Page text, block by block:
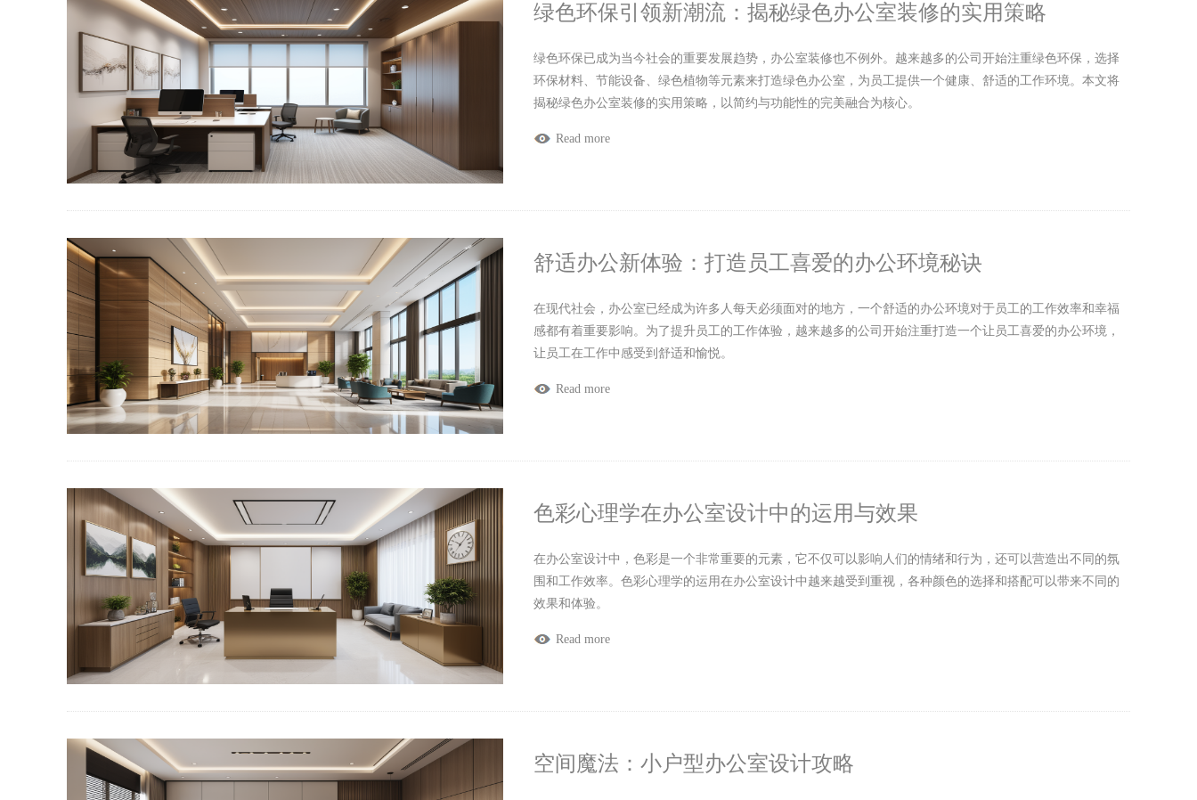
绿色环保引领新潮流：揭秘绿色办公室装修的实用策略
绿色环保已成为当今社会的重要发展趋势，办公室装修也不例外。越来越多的公司开始注重绿色环保，选择
环保材料、节能设备、绿色植物等元素来打造绿色办公室，为员工提供一个健康、舒适的工作环境。本文将
揭秘绿色办公室装修的实用策略，以简约与功能性的完美融合为核心。
Read more
舒适办公新体验：打造员工喜爱的办公环境秘诀
在现代社会，办公室已经成为许多人每天必须面对的地方，一个舒适的办公环境对于员工的工作效率和幸福
感都有着重要影响。为了提升员工的工作体验，越来越多的公司开始注重打造一个让员工喜爱的办公环境，
让员工在工作中感受到舒适和愉悦。
Read more
色彩心理学在办公室设计中的运用与效果
在办公室设计中，色彩是一个非常重要的元素，它不仅可以影响人们的情绪和行为，还可以营造出不同的氛
围和工作效率。色彩心理学的运用在办公室设计中越来越受到重视，各种颜色的选择和搭配可以带来不同的
效果和体验。
Read more
空间魔法：小户型办公室设计攻略